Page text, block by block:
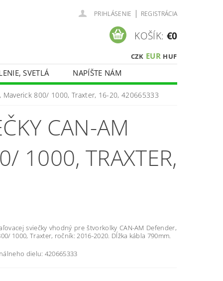
PRIHLÁSENIE | REGISTRÁCIA
CZK EUR HUF
KOŠÍK: €0
SVETLÁ
NAPÍŠTE NÁM
Maverick 800/ 1000, Traxter, 16-20, 420665333
CAN-AM
1000, TRAXTER,
sviečky vhodný pre štvorkolky CAN-AM Defender,
1000, Traxter, ročník: 2016-2020. Dĺžka kábla 790mm.
dielu: 420665333